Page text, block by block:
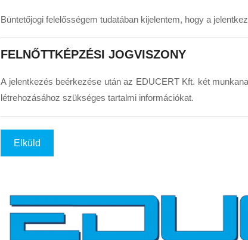
Büntetőjogi felelősségem tudatában kijelentem, hogy a
FELNŐTTKÉPZÉSI JOGVISZONY
A jelentkezés beérkezése után az EDUCERT Kft. két
létrehozásához szükséges tartalmi információkat.